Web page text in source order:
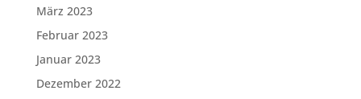
März 2023
Februar 2023
Januar 2023
Dezember 2022